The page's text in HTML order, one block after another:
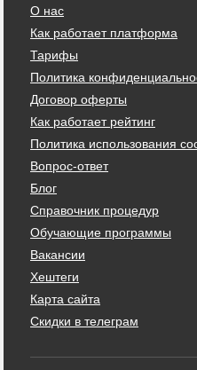
О нас
Как работает платформа
Тарифы
Политика
Договор оферты
Как работает рейтинг
Политика использования
Вопрос-ответ
Блог
Справочник процедур
Обучающие программы
Вакансии
Хештеги
Карта сайта
Скидки в телеграм